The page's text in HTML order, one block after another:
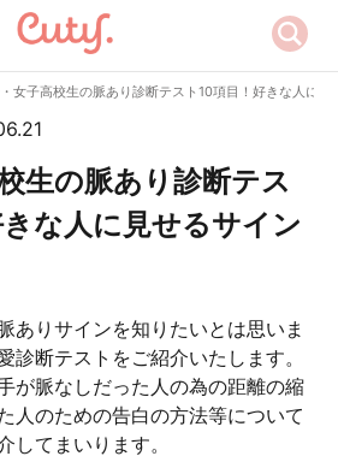
女子高校生の脈あり診断テスト10項目！好きな人に見
生の脈あり診断テス
きな人に見せるサイン
ありサインを知りたいとは思いま
診断テストをご紹介いたします。
が脈なしだった人の為の距離の縮
人のための告白の方法等について
してまいります。